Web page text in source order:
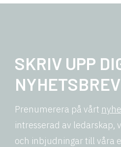
SKRIV UPP
Prenumerera på vårt
intresserad av ledarskap,
och inbjudningar till våra